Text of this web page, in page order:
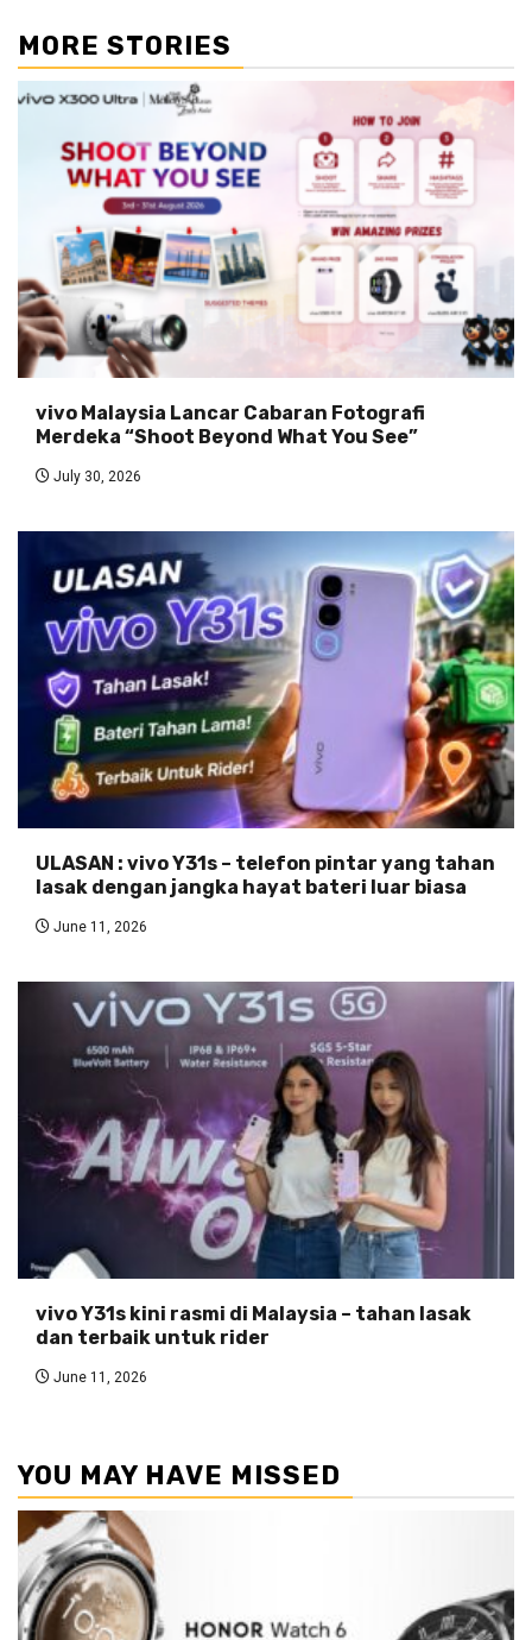
MORE STORIES
vivo Malaysia Lancar Cabaran Fotografi
Merdeka “Shoot Beyond What You See”
July 30, 2026
ULASAN : vivo Y31s – telefon pintar yang tahan
lasak dengan jangka hayat bateri luar biasa
June 11, 2026
vivo Y31s kini rasmi di Malaysia – tahan lasak
dan terbaik untuk rider
June 11, 2026
YOU MAY HAVE MISSED